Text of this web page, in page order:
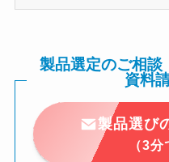
製品選定のご相談
資料
製品選び
（3